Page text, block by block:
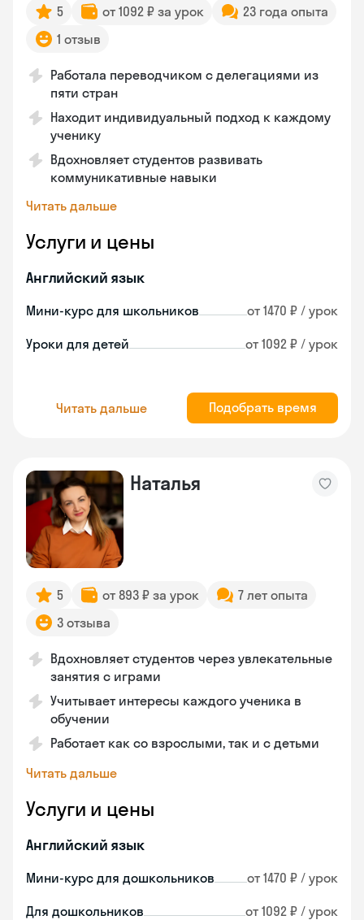
5 от 1092 ₽ за урок
23 года опыта
1 отзыв
Работала переводчиком с делегациями из
пяти стран
Находит индивидуальный подход к каждому
ученику
Вдохновляет студентов развивать
коммуникативные навыки
Читать дальше
Услуги и цены
Английский язык
Мини-курс для школьников от 1470 ₽ / урок
Уроки для детей от 1092 ₽ / урок
Читать дальше Подобрать время
Наталья
5 от 893 ₽ за урок
7 лет опыта
3 отзыва
Вдохновляет студентов через увлекательные
занятия с играми
Учитывает интересы каждого ученика в
обучении
Работает как со взрослыми, так и с детьми
Читать дальше
Услуги и цены
Английский язык
Мини-курс для дошкольников от 1470 ₽ / урок
Для дошкольников от 1092 ₽ / урок